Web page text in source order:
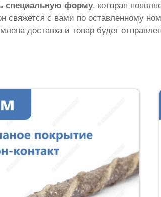
специальную форму, которая
свяжется с вами по оставленному
доставка и товар будет